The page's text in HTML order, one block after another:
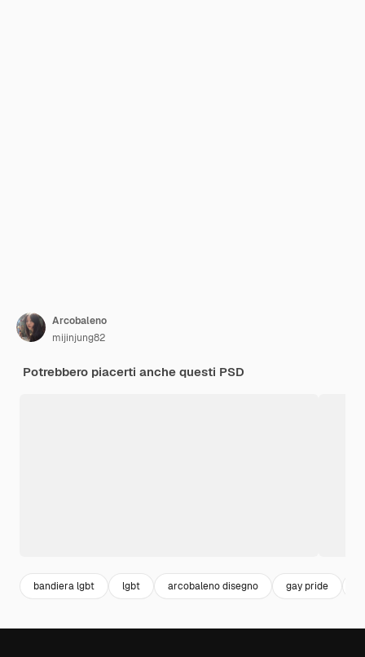
Arcobaleno
mijinjung82
Potrebbero piacerti anche questi PSD
bandiera lgbt lgbt arcobaleno disegno gay pride